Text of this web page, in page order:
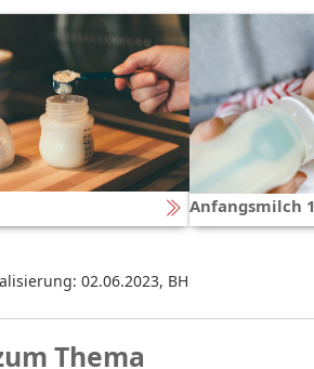
Anfangsmilch 1
02.06.2023, BH
Thema